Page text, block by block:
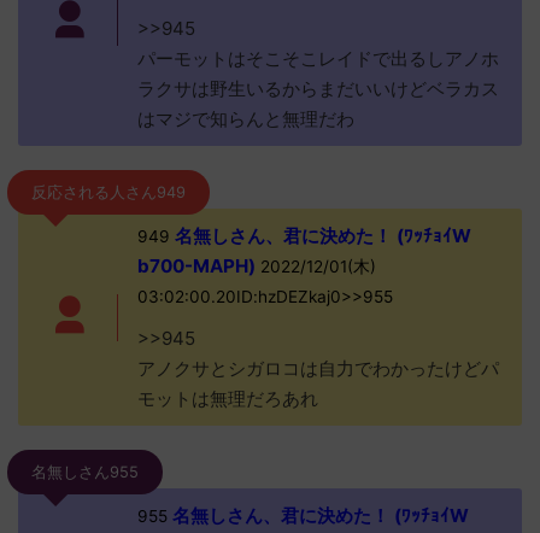
>>945
パーモットはそこそこレイドで出るしアノホ
ラクサは野生いるからまだいいけどベラカス
はマジで知らんと無理だわ
反応される人さん949
949 名無しさん、君に決めた！ (ﾜｯﾁｮｲW
b700-MAPH) 2022/12/01(木)
03:02:00.20ID:hzDEZkaj0>>955
>>945
アノクサとシガロコは自力でわかったけどパ
モットは無理だろあれ
名無しさん955
955名無しさん、君に決めた！ (ﾜｯﾁｮｲW